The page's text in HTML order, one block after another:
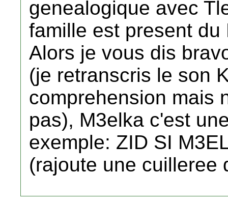
genealogique avec
famille est present
Alors je vous dis
(je retranscris le son
comprehension mais
pas), M3elka c'est
exemple: ZID SI
(rajoute une cuilleree